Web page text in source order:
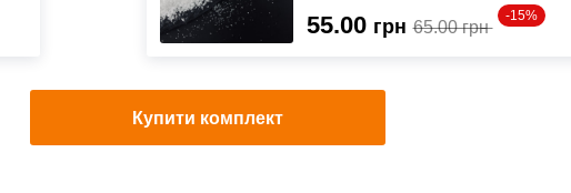
55.00 грн 65.00 грн
-15%
Купити комплект